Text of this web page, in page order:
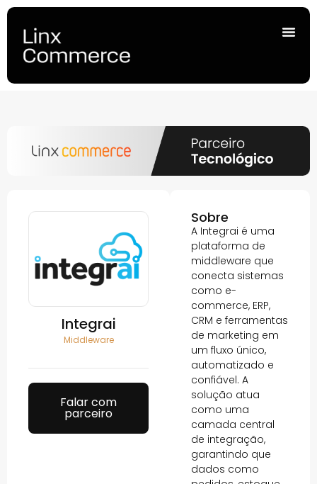
Integrai
Middleware
Falar com
parceiro
Sobre
A Integrai é uma
plataforma de
middleware que
conecta sistemas
como e-
commerce, ERP,
CRM e ferramentas
de marketing em
um fluxo único,
automatizado e
confiável. A
solução atua
como uma
camada central
de integração,
garantindo que
dados como